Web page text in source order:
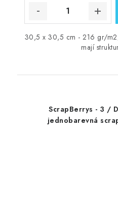
30,5 x 30,5 cm - 216 gr/
mají
ScrapBerrys - 3 /
jednobarevná